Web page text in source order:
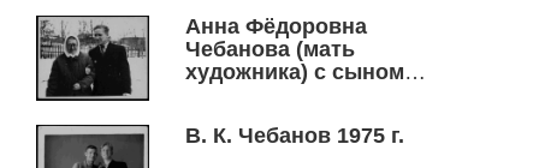
Новосибирск, ДК "Луч",
1989 г.
Анна Фёдоровна
Чебанова (мать
художника) с сыном
В. К. Чебанов 1975 г.